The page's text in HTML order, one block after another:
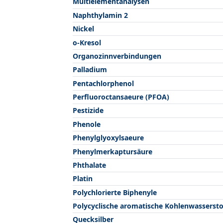
Naphthylamin 2
Nickel
o-Kresol
Organozinnverbindungen
Palladium
Pentachlorphenol
Perfluoroctansaeure (PFOA)
Pestizide
Phenole
Phenylglyoxylsaeure
Phenylmerkaptursäure
Phthalate
Platin
Polychlorierte Biphenyle
Polycyclische aromatische
Quecksilber